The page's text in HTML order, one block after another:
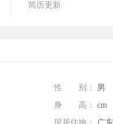
简历更新
性 别：
男
身 高：
cm